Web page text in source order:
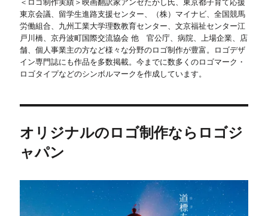
＜ロゴ制作実績＞映画翻訳家アンゼたかし氏、東京都子育て応援
東京会議、留学生進路支援センター、（株）マイナビ、全国競馬
労働組合、九州工業大学理数教育センター、文京福祉センター江
戸川橋、京丹波町国際交流協会 他 官公庁、病院、上場企業、店
舗、個人事業主の方など様々な分野のロゴ制作が豊富。ロゴデザ
イン専門誌にも作品を多数掲載。今までに数多くのロゴマーク・
ロゴタイプなどのシンボルマークを作成しています。
オリジナルのロゴ制作ならロゴジ
ャパン